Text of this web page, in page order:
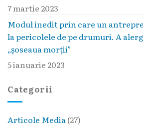
7 martie 2023
Modul inedit prin care un
la pericolele de pe drumuri. A
„șoseaua morții”
5 ianuarie 2023
Categorii
Articole Media (27)